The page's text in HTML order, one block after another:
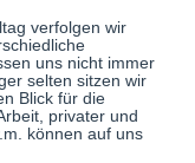
verfolgen wir
uns nicht immer
selten sitzen wir
Blick für die
privater und
können auf uns